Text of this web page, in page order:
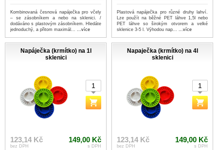
Kombinovaná česnová napáječka pro včely
– se zásobníkem a nebo na sklenici. /
dodáváno s plastovým zásobníkem. Hledáte
jednoduchý, a přitom maximál... ...více
Plastová napáječka pro různé druhy lahví.
Lze použít na běžné PET láhve 1,5l nebo
PET láhve so širokým otvorem a velké
sklenice 3-5 l. Výhodou nap... ...více
Napáječka (krmítko) na 1l
sklenici
123,14 Kč
bez DPH
149,00 Kč
s DPH
Napaječka (krmítko) na 4l
sklenici
123,14 Kč
bez DPH
149,00 Kč
s DPH